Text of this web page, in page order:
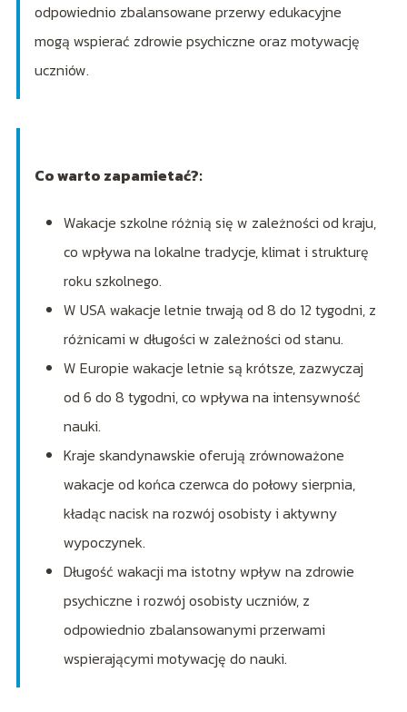
odpowiednio zbalansowane przerwy edukacyjne
mogą wspierać zdrowie psychiczne oraz motywację
uczniów.
Co warto zapamietać?:
Wakacje szkolne różnią się w zależności od kraju,
co wpływa na lokalne tradycje, klimat i strukturę
roku szkolnego.
W USA wakacje letnie trwają od 8 do 12 tygodni, z
różnicami w długości w zależności od stanu.
W Europie wakacje letnie są krótsze, zazwyczaj
od 6 do 8 tygodni, co wpływa na intensywność
nauki.
Kraje skandynawskie oferują zrównoważone
wakacje od końca czerwca do połowy sierpnia,
kładąc nacisk na rozwój osobisty i aktywny
wypoczynek.
Długość wakacji ma istotny wpływ na zdrowie
psychiczne i rozwój osobisty uczniów, z
odpowiednio zbalansowanymi przerwami
wspierającymi motywację do nauki.